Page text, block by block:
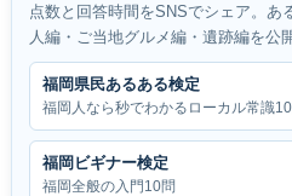
点数と回答時間をSNSでシェア。あ
人編・ご当地グルメ編・遺跡編を公
福岡県民あるある検定
福岡人なら秒でわかるローカル常識
福岡ビギナー検定
福岡全般の入門10問